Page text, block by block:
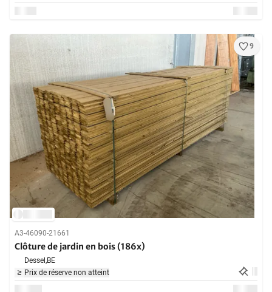
9
A3-46090-21661
Clôture de jardin en bois (186x)
Dessel,BE
Prix de réserve non atteint